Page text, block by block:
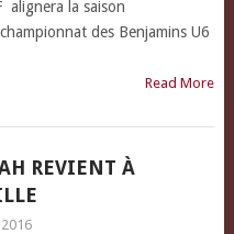
alignera la saison
des Benjamins U6
Read More
REVIENT À